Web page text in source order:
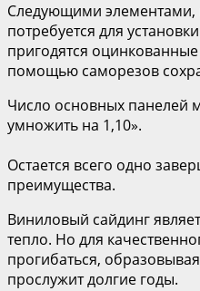
Следующими элементами,
потребуется для
пригодятся
помощью саморезов
Число основных панелей
умножить на 1,10».
Остается всего одно
преимущества.
Виниловый сайдинг
тепло. Но для
прогибаться,
прослужит долгие годы.